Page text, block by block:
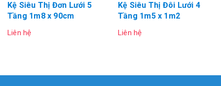
Kệ Siêu Thị Đơn Lưới 5
Tầng 1m8 x 90cm
Liên hệ
Kệ Siêu Thị Đôi Lưới 4
Tầng 1m5 x 1m2
Liên hệ